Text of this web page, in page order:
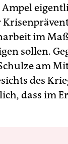
im
sollen.
am
des
dass im